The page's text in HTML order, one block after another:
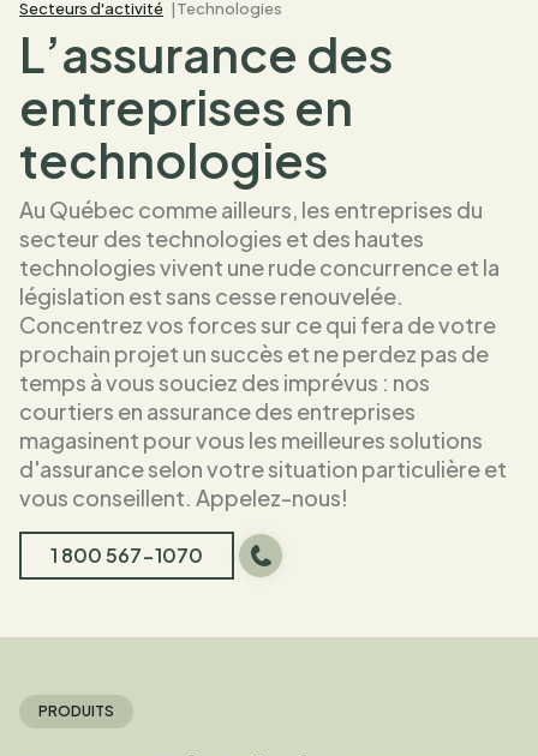
Secteurs d'activité Technologies
L’assurance des
entreprises en
technologies
Au Québec comme ailleurs, les entreprises du
secteur des technologies et des hautes
technologies vivent une rude concurrence et la
législation est sans cesse renouvelée.
Concentrez vos forces sur ce qui fera de votre
prochain projet un succès et ne perdez pas de
temps à vous souciez des imprévus : nos
courtiers en assurance des entreprises
magasinent pour vous les meilleures solutions
d'assurance selon votre situation particulière et
vous conseillent. Appelez-nous!
1 800 567-1070
PRODUITS